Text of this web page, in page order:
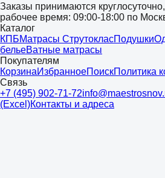
Заказы принимаются
рабочее время: 09:00-18:00 по
Каталог
КПБМатрасы СтрутокласПодушки
бельеВатные матрасы
Покупателям
КорзинаИзбранноеПоискПолитика
Связь
+7 (495) 902-71-72
(Excel)Контакты и адреса